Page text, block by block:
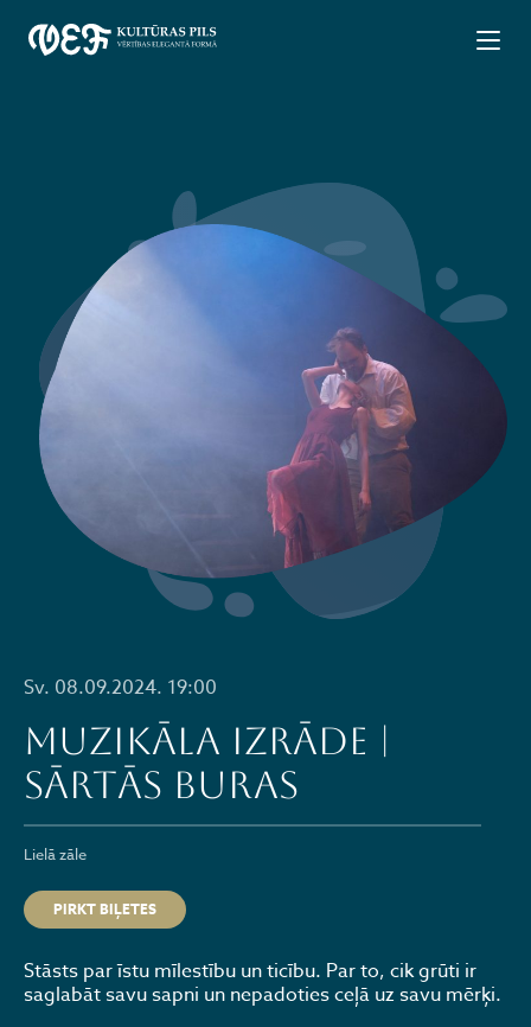
Sv. 08.09.2024. 19:00
MUZIKĀLA IZRĀDE |
SĀRTĀS BURAS
Lielā zāle
PIRKT BIĻETES
Stāsts par īstu mīlestību un ticību. Par to, cik grūti ir
saglabāt savu sapni un nepadoties ceļā uz savu mērķi.